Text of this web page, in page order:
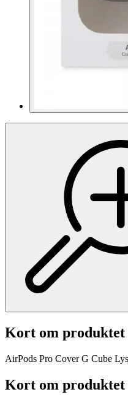
Kort om produktet
AirPods Pro Cover G Cube
Kort om produktet